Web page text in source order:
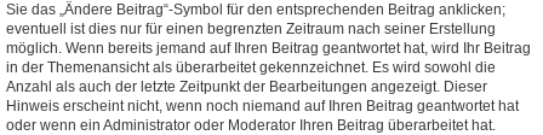
Sie das „Ändere Beitrag“-Symbol für den entsprechenden Beitrag anklicken;
eventuell ist dies nur für einen begrenzten Zeitraum nach seiner Erstellung
möglich. Wenn bereits jemand auf Ihren Beitrag geantwortet hat, wird Ihr Beitrag
in der Themenansicht als überarbeitet gekennzeichnet. Es wird sowohl die
Anzahl als auch der letzte Zeitpunkt der Bearbeitungen angezeigt. Dieser
Hinweis erscheint nicht, wenn noch niemand auf Ihren Beitrag geantwortet hat
oder wenn ein Administrator oder Moderator Ihren Beitrag überarbeitet hat.